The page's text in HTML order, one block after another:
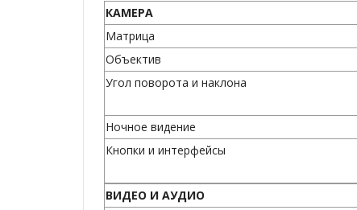
КАМЕРА
Матрица
Объектив
Угол поворота и наклона
Ночное видение
Кнопки и интерфейсы
ВИДЕО И АУДИО